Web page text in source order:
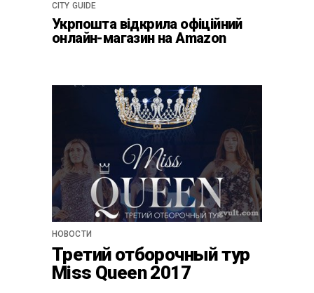
CITY GUIDE
Укрпошта відкрила офіційний
онлайн-магазин на Amazon
НОВОСТИ
Третий отборочный тур
Miss Queen 2017